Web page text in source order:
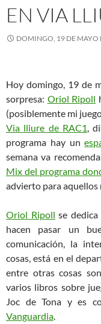
EN VIA
DOMINGO, 19 DE MAYO
Hoy domingo, 19 de
sorpresa: Oriol Ripoll
(posiblemente mi
Via lliure de RAC1,
programa hay un
semana va
Mix del programa
advierto para
Oriol Ripoll se
hacen pasar un
comunicación, la
cosas, está en el
entre otras cosas
varios libros sobre
Joc de Tona y es
Vanguardia.